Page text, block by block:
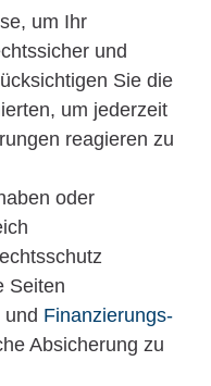
um Ihr
und
Sie die
um jederzeit
reagieren zu
oder
Seiten
und Finanzierungs-
Absicherung zu